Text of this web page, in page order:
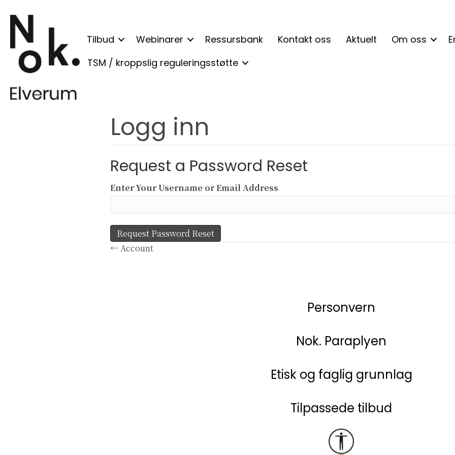
Tilbud Webinarer Ressursbank Kontakt oss Aktuelt Om oss
TSM / kroppslig reguleringsstøtte
Logg inn
Request a Password Reset
Enter Your Username or Email Address
Posts
← Account
Personvern
Nok. Paraplyen
Etisk og faglig grunnlag
Tilpassede tilbud